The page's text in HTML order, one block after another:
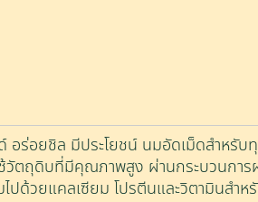
อร่อยชิล มีประโยชน์ นมอัดเม็ดสำหรับ
วัตถุดิบที่มีคุณภาพสูง ผ่านกระบวนกา
ปด้วยแคลเซียม โปรตีนและวิตามินสำห